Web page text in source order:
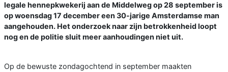
legale hennepkwekerij aan de Middelweg op 28 september is
op woensdag 17 december een 30-jarige Amsterdamse man
aangehouden. Het onderzoek naar zijn betrokkenheid loopt
nog en de politie sluit meer aanhoudingen niet uit.
Op de bewuste zondagochtend in september maakten